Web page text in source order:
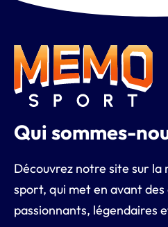
Qui sommes-
Découvrez notre site sur
sport, qui met en avant
passionnants, légendaires